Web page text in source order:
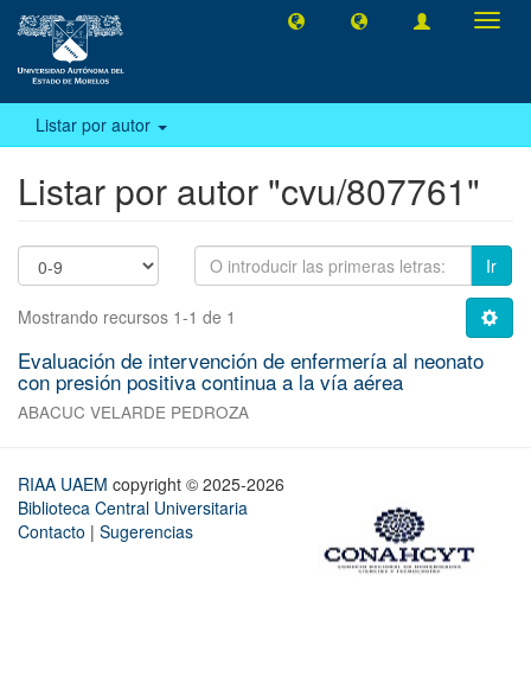
Listar por autor
Listar por autor "cvu/807761"
Ir
Mostrando recursos 1-1 de 1
Evaluación de intervención de enfermería al neonato
con presión positiva continua a la vía aérea
ABACUC VELARDE PEDROZA
RIAA UAEM copyright © 2025-2026
Biblioteca Central Universitaria
Contacto | Sugerencias